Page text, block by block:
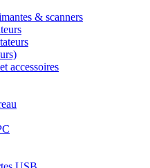
& scanners
accessoires